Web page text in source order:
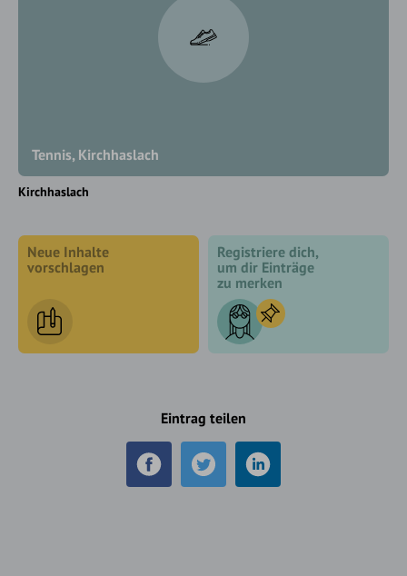
Tennis, Kirchhaslach
Kirchhaslach
Neue Inhalte
vorschlagen
Registriere dich,
um dir Einträge
zu merken
Eintrag teilen